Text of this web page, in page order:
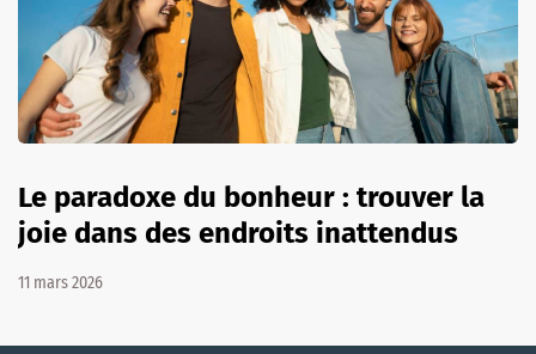
Le paradoxe du bonheur : trouver la
joie dans des endroits inattendus
11 mars 2026